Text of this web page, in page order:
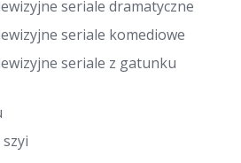
seriale dramatyczne
seriale komediowe
seriale z gatunku